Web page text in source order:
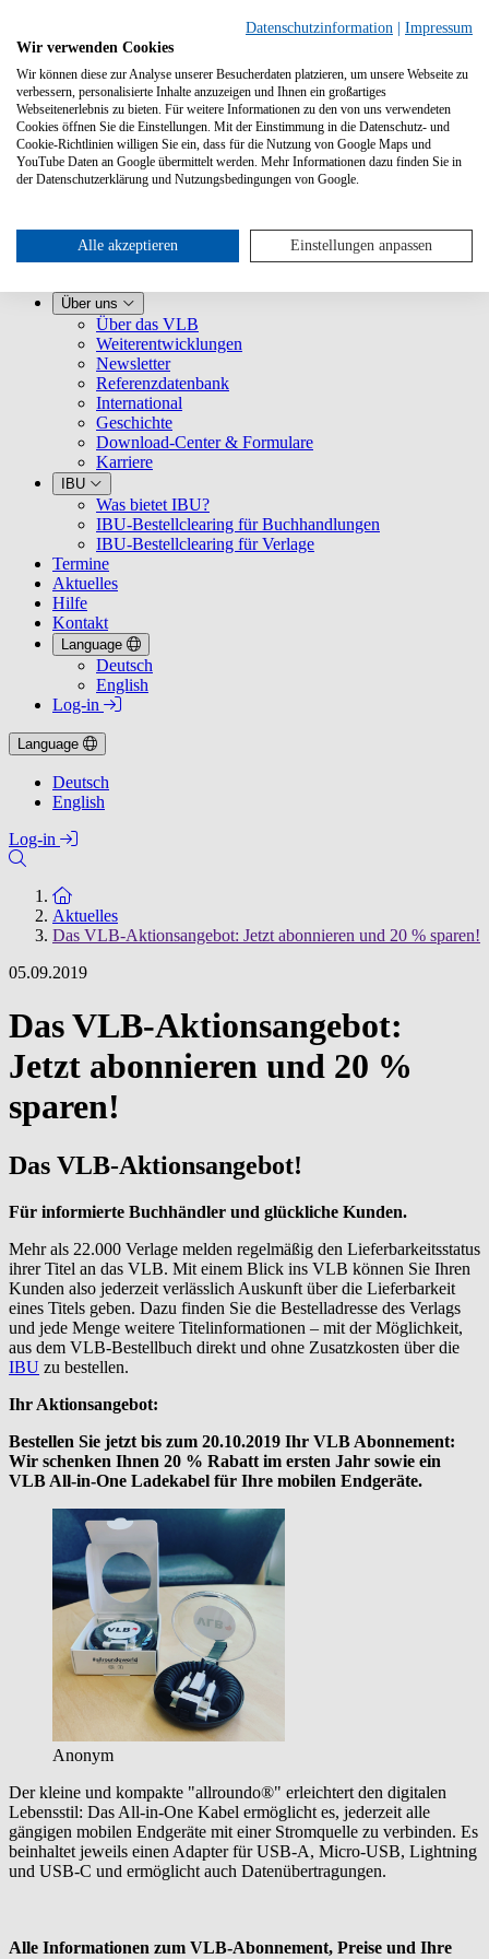
Leistungen
VLB kennenlernen
Für Selfpublisher
Für Dienstleister
Über uns
Über das VLB
Weiterentwicklungen
Newsletter
Referenzdatenbank
International
Geschichte
Download-Center & Formulare
Karriere
IBU
Was bietet IBU?
IBU-Bestellclearing für Buchhandlungen
IBU-Bestellclearing für Verlage
Termine
Aktuelles
Hilfe
Kontakt
Language
Deutsch
English
Log-in
Language
Deutsch
English
Log-in
Zur Startseite
Aktuelles
Das VLB-Aktionsangebot: Jetzt abonnieren und 20 % sparen!
05.09.2019
Das VLB-Aktionsangebot:
Jetzt abonnieren und 20 %
sparen!
Das VLB-Aktionsangebot!
Für informierte Buchhändler und glückliche Kunden.
Mehr als 22.000 Verlage melden regelmäßig den Lieferbarkeitsstatus
ihrer Titel an das VLB. Mit einem Blick ins VLB können Sie Ihren
Kunden also jederzeit verlässlich Auskunft über die Lieferbarkeit
eines Titels geben. Dazu finden Sie die Bestelladresse des Verlags
und jede Menge weitere Titelinformationen – mit der Möglichkeit,
aus dem VLB-Bestellbuch direkt und ohne Zusatzkosten über die
IBU zu bestellen.
Ihr Aktionsangebot:
Bestellen Sie jetzt bis zum 20.10.2019 Ihr VLB Abonnement:
Wir schenken Ihnen 20 % Rabatt im ersten Jahr sowie ein
VLB All-in-One Ladekabel für Ihre mobilen Endgeräte.
Anonym
Der kleine und kompakte "allroundo®" erleichtert den digitalen
Lebensstil: Das All-in-One Kabel ermöglicht es, jederzeit alle
gängigen mobilen Endgeräte mit einer Stromquelle zu verbinden. Es
beinhaltet jeweils einen Adapter für USB-A, Micro-USB, Lightning
und USB-C und ermöglicht auch Datenübertragungen.
Alle Informationen zum VLB-Abonnement, Preise und Ihre
Datenschutzinformation
Impressum
Wir verwenden Cookies
Wir können diese zur Analyse unserer Besucherdaten platzieren, um unsere Webseite zu
verbessern, personalisierte Inhalte anzuzeigen und Ihnen ein großartiges
Webseitenerlebnis zu bieten. Für weitere Informationen zu den von uns verwendeten
Cookies öffnen Sie die Einstellungen. Mit der Einstimmung in die Datenschutz- und
Cookie-Richtlinien willigen Sie ein, dass für die Nutzung von Google Maps und
YouTube Daten an Google übermittelt werden. Mehr Informationen dazu finden Sie in
der Datenschutzerklärung und Nutzungsbedingungen von Google.
Alle akzeptieren Einstellungen anpassen